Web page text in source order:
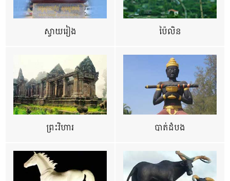
ស្វាយរៀង ប៉ៃលិន
ព្រះវិហារ បាត់ដំបង